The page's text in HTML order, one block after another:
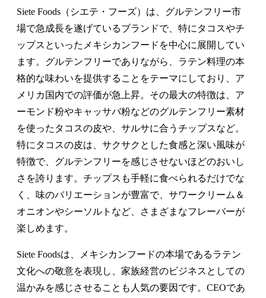
Siete Foods（シエテ・フーズ）は、グルテンフリー市
場で急成長を遂げているブランドで、特にタコスやチ
ップスといったメキシカンフードを中心に展開してい
ます。グルテンフリーでありながら、ラテン料理の本
格的な味わいを提供することをテーマにしており、ア
メリカ国内での評価が急上昇。その最大の特徴は、ア
ーモンド粉やキャッサバ粉などのグルテンフリー素材
を使ったタコスの皮や、サルサに合うチップスなど。
特にタコスの皮は、サクサクとした食感と深い風味が
特徴で、グルテンフリーを感じさせないほどのおいし
さを誇ります。チップスも手軽に食べられるだけでな
く、味のバリエーションが豊富で、サワークリーム＆
オニオンやシーソルトなど、さまざまなフレーバーが
楽しめます。
Siete Foodsは、メキシカンフードの本場であるラテン
文化への敬意を表現し、家族経営のビジネスとしての
温かみを感じさせることも人気の要因です。CEOであ